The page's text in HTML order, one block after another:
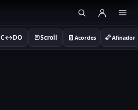
C↔DO Scroll Acordes Afinador